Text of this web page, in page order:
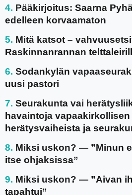
Pääkirjoitus: Saarna
edelleen korvaamaton
Mitä katsot –
Raskinnanrannan
Sodankylän
uusi pastori
Seurakunta vai
havaintoja
herätysvaiheista ja
Miksi uskon? — ”Minun
itse ohjaksissa”
Miksi uskon? — ”Aivan
tapahtui”